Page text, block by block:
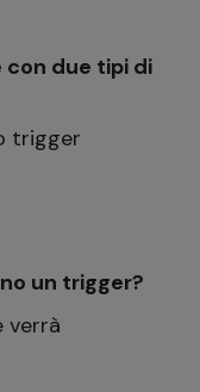
con due tipi di
trigger
un trigger?
verrà